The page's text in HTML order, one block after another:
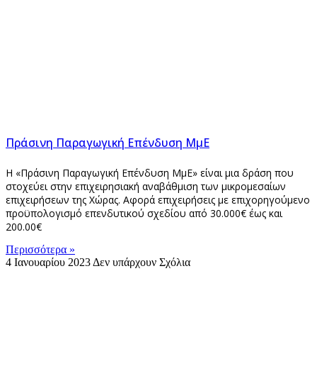
Πράσινη Παραγωγική Επένδυση ΜμΕ
Η «Πράσινη Παραγωγική Επένδυση ΜμΕ» είναι μια δράση που
στοχεύει στην επιχειρησιακή αναβάθμιση των μικρομεσαίων
επιχειρήσεων της Χώρας. Αφορά επιχειρήσεις με επιχορηγούμενο
προϋπολογισμό επενδυτικού σχεδίου από 30.000€ έως και
200.00€
Περισσότερα »
4 Ιανουαρίου 2023 Δεν υπάρχουν Σχόλια